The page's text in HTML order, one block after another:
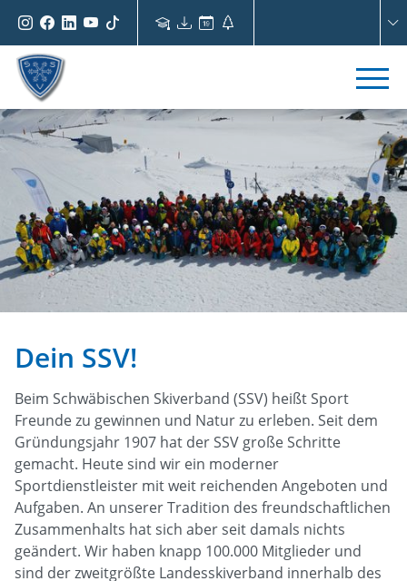
Dein SSV!
Beim Schwäbischen Skiverband (SSV) heißt Sport
Freunde zu gewinnen und Natur zu erleben. Seit dem
Gründungsjahr 1907 hat der SSV große Schritte
gemacht. Heute sind wir ein moderner
Sportdienstleister mit weit reichenden Angeboten und
Aufgaben. An unserer Tradition des freundschaftlichen
Zusammenhalts hat sich aber seit damals nichts
geändert. Wir haben knapp 100.000 Mitglieder und
sind der zweitgrößte Landesskiverband innerhalb des